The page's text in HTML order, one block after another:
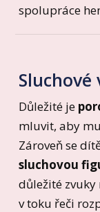
spolupráce
Důležité je
mluvit, aby
Zároveň se
sluchovou
důležité
v toku řeči